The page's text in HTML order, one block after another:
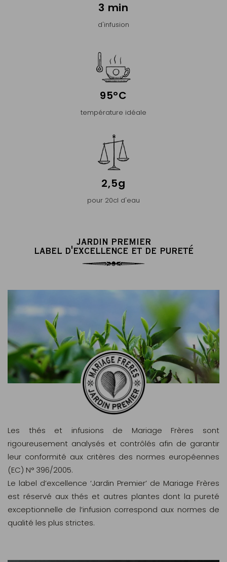
3 min
d'infusion
95°C
température idéale
2,5g
pour 20cl d'eau
JARDIN PREMIER
LABEL D'EXCELLENCE ET DE PURETÉ
Les thés et infusions de Mariage Frères sont
rigoureusement analysés et contrôlés afin de garantir
leur conformité aux critères des normes européennes
(EC) N° 396/2005.
Le label d’excellence ‘Jardin Premier’ de Mariage Frères
est réservé aux thés et autres plantes dont la pureté
exceptionnelle de l’infusion correspond aux normes de
qualité les plus strictes.